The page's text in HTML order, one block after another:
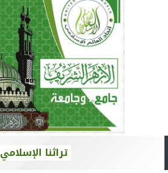
تراثنا الإسلامي